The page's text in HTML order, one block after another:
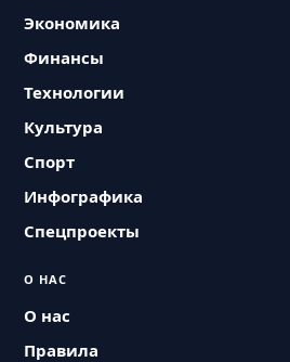
Экономика
Финансы
Технологии
Культура
Спорт
Инфографика
Спецпроекты
О НАС
О нас
Правила